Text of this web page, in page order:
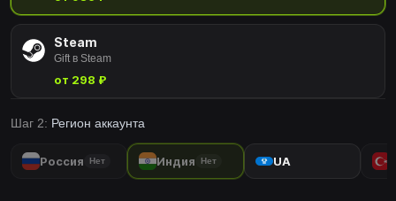
Steam
Gift в Steam
от 298 ₽
Шаг 2: Регион аккаунта
Россия Нет Индия Нет UA